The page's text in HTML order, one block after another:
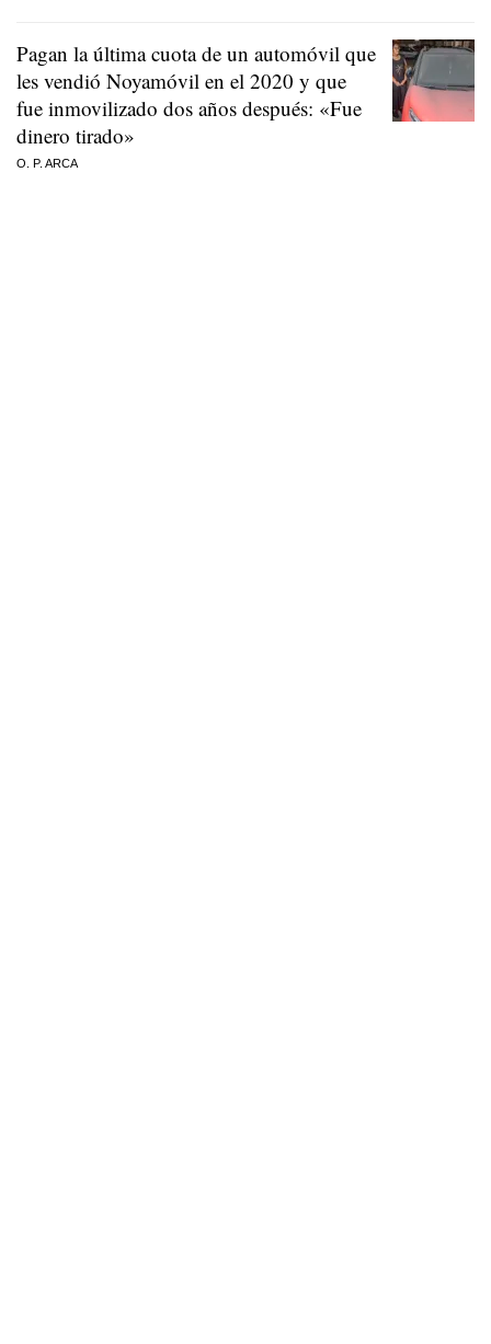
Pagan la última cuota de un automóvil que
les vendió Noyamóvil en el 2020 y que
fue inmovilizado dos años después: «Fue
dinero tirado»
O. P. ARCA